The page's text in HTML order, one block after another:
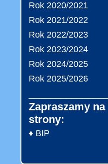
Rok 2020/2021
Rok 2021/2022
Rok 2022/2023
Rok 2023/2024
Rok 2024/2025
Rok 2025/2026
Zapraszamy na
strony:
♦ BIP